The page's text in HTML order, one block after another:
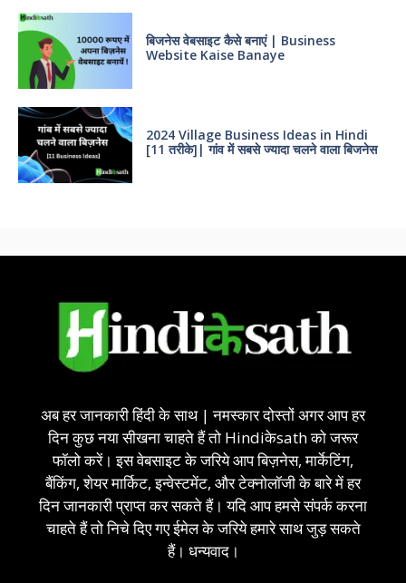
बिजनेस वेबसाइट कैसे बनाएं | Business
Website Kaise Banaye
2024 Village Business Ideas in Hindi
[11 तरीके]| गांव में सबसे ज्यादा चलने वाला बिजनेस
अब हर जानकारी हिंदी के साथ | नमस्कार दोस्तों अगर आप हर
दिन कुछ नया सीखना चाहते हैं तो Hindiकेsath को जरूर
फॉलो करें। इस वेबसाइट के जरिये आप बिज़नेस, मार्केटिंग,
बैंकिंग, शेयर मार्किट, इन्वेस्टमेंट, और टेक्नोलॉजी के बारे में हर
दिन जानकारी प्राप्त कर सकते हैं। यदि आप हमसे संपर्क करना
चाहते हैं तो निचे दिए गए ईमेल के जरिये हमारे साथ जुड़ सकते
हैं। धन्यवाद।